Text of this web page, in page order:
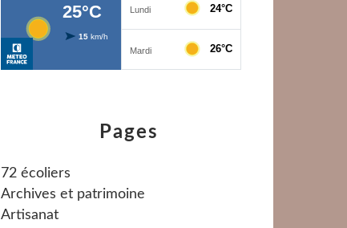
Pages
72 écoliers
Archives et patrimoine
Artisanat